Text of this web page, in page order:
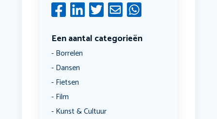
Een aantal categorieën
Borrelen
Dansen
Fietsen
Film
Kunst & Cultuur